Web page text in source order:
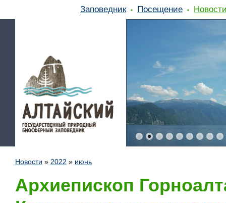
Заповедник Посещение
Новости » 2022 » июнь
Архиепископ